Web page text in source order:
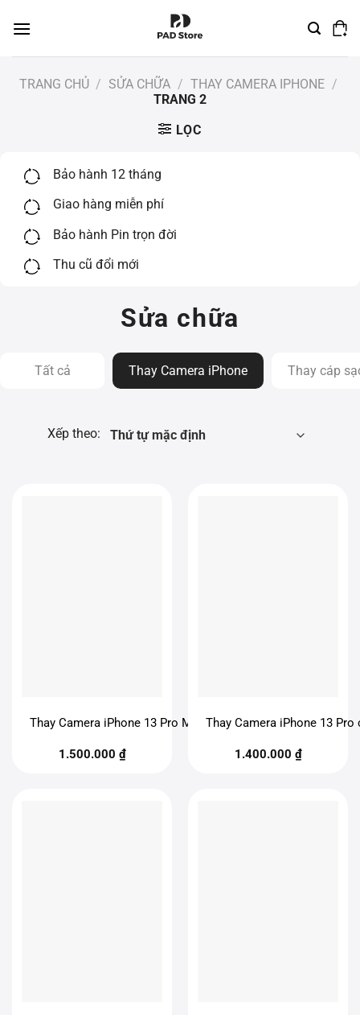
đến
TRANG CHỦ / SỬA CHỮA / THAY CAMERA IPHONE /
TRANG 2
LỌC
Bảo hành 12 tháng
Giao hàng miễn phí
Bảo hành Pin trọn đời
Thu cũ đổi mới
Sửa chữa
Tất cả Thay Camera iPhone Thay cáp
Xếp theo:
Thay Camera iPhone 13 Pro Max chính hãng
1.500.000 ₫
Thay Camera iPhone 13 Pro
1.400.000 ₫